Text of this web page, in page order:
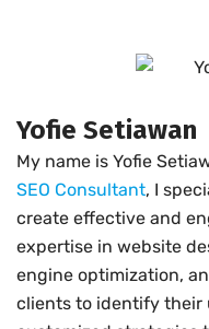
Yofie Setiawan
My name is Yofie
SEO Consultant, I
create effective and
expertise in website
engine optimization,
clients to identify their